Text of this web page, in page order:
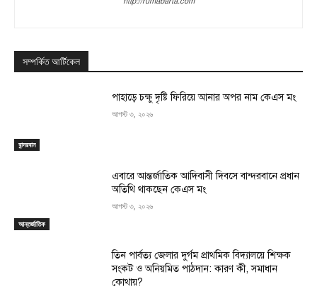
সম্পর্কিত আর্টিকেল
বান্দরবান
পাহাড়ে চক্ষু দৃষ্টি ফিরিয়ে আনার অপর নাম কেএস মং
আগস্ট ৩, ২০২৬
আন্তর্জাতিক
এবারে আন্তর্জাতিক আদিবাসী দিবসে বান্দরবানে প্রধান
অতিথি থাকছেন কেএস মং
আগস্ট ৩, ২০২৬
তিন পার্বত্য জেলার দুর্গম প্রাথমিক বিদ্যালয়ে শিক্ষক
সংকট ও অনিয়মিত পাঠদান: কারণ কী, সমাধান
কোথায়?